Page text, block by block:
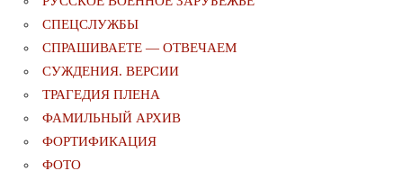
СПЕЦСЛУЖБЫ
СПРАШИВАЕТЕ — ОТВЕЧАЕМ
СУЖДЕНИЯ. ВЕРСИИ
ТРАГЕДИЯ ПЛЕНА
ФАМИЛЬНЫЙ АРХИВ
ФОРТИФИКАЦИЯ
ФОТО